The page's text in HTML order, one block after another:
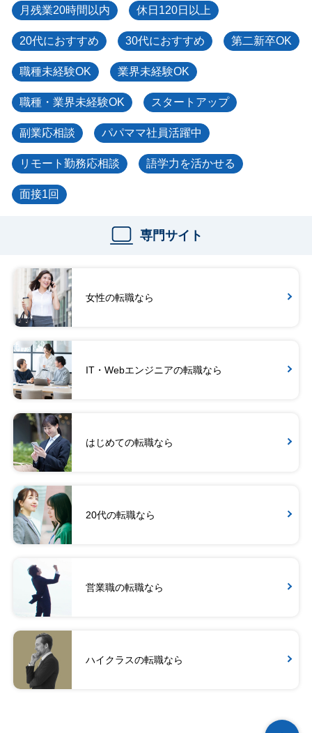
月残業20時間以内 休日120日以上
20代におすすめ 30代におすすめ 第二新卒OK
職種未経験OK 業界未経験OK
職種・業界未経験OK スタートアップ
副業応相談 パパママ社員活躍中
リモート勤務応相談 語学力を活かせる
面接1回
専門サイト
女性の転職なら
IT・Webエンジニアの転職なら
はじめての転職なら
20代の転職なら
営業職の転職なら
ハイクラスの転職なら